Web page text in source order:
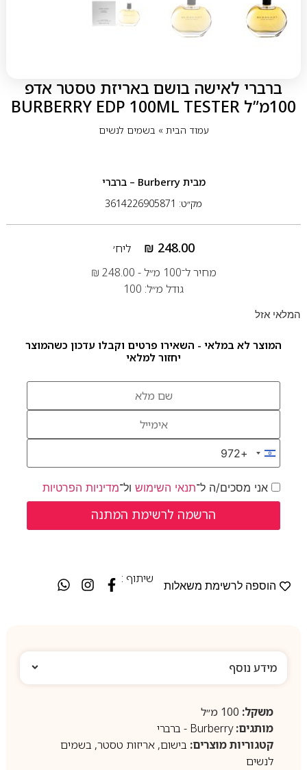
ברברי לאישה בושם באריזת טסטר אדפ
100מ”ל BURBERRY EDP 100ML TESTER
עמוד הבית» בשמים לנשים
מבית Burberry – ברברי
מק״ט: 3614226905871
₪ 248.00
ליח׳
מחיר ל־100 מ״ל -
₪ 248.00
גודל מ״ל: 100
המלאי אזל
המוצר לא במלאי - השאירו פרטים וקבלו עדכון כשהמוצר
יחזור למלאי
Israel +972
+972
אני מסכים/ה ל־תנאי השימושול־מדיניות הפרטיות
הוספה לרשימת משאלות
שיתוף :
מידע נוסף
משקל:100 מ״ל
מותגים: Burberry - ברברי
קטגוריות מוצרים: בישום, אריזות טסטר, בשמים
לנשים